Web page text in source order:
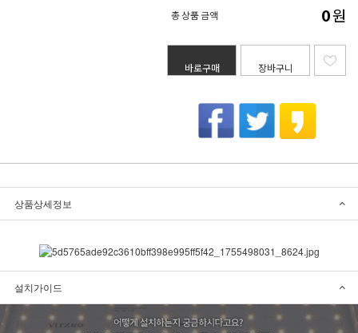
총 상품 금액 0원
바로구매 장바구니
상품상세정보
설치가이드